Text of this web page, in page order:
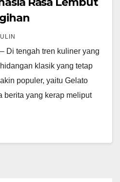
Di tengah tren kuliner yang
klasik yang tetap
populer, yaitu Gelato
berita yang kerap meliput